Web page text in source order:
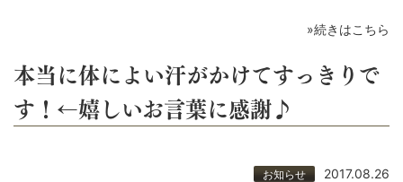
»続きはこちら
本当に体によい汗がかけてすっきりで
す！←嬉しいお言葉に感謝♪
お知らせ 2017.08.26